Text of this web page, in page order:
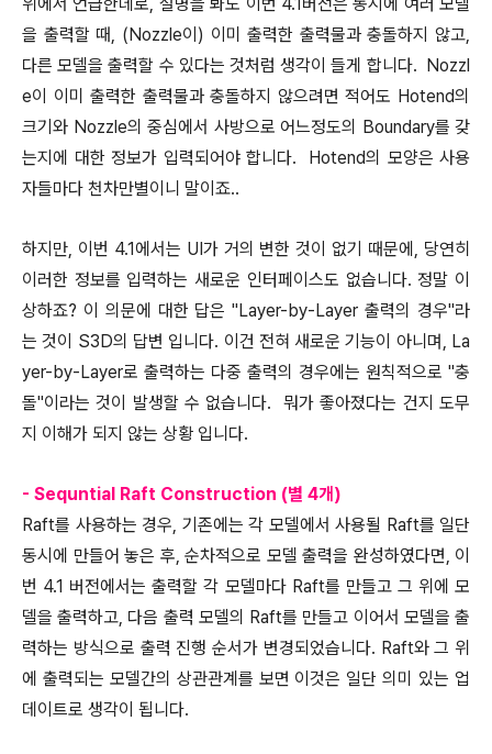
을 출력할 때, (Nozzle이) 이미 출력한 출력물과 충돌하지 않고,
다른 모델을 출력할 수 있다는 것처럼 생각이 들게 합니다. Nozzl
e이 이미 출력한 출력물과 충돌하지 않으려면 적어도 Hotend의
크기와 Nozzle의 중심에서 사방으로 어느정도의 Boundary를 갖
는지에 대한 정보가 입력되어야 합니다. Hotend의 모양은 사용
자들마다 천차만별이니 말이죠..
하지만, 이번 4.1에서는 UI가 거의 변한 것이 없기 때문에, 당연히
이러한 정보를 입력하는 새로운 인터페이스도 없습니다. 정말 이
상하죠? 이 의문에 대한 답은 "Layer-by-Layer 출력의 경우"라
는 것이 S3D의 답변 입니다. 이건 전혀 새로운 기능이 아니며, La
yer-by-Layer로 출력하는 다중 출력의 경우에는 원칙적으로 "충
돌"이라는 것이 발생할 수 없습니다. 뭐가 좋아졌다는 건지 도무
지 이해가 되지 않는 상황 입니다.
- Sequntial Raft Construction (별 4개)
Raft를 사용하는 경우, 기존에는 각 모델에서 사용될 Raft를 일단
동시에 만들어 놓은 후, 순차적으로 모델 출력을 완성하였다면, 이
번 4.1 버전에서는 출력할 각 모델마다 Raft를 만들고 그 위에 모
델을 출력하고, 다음 출력 모델의 Raft를 만들고 이어서 모델을 출
력하는 방식으로 출력 진행 순서가 변경되었습니다. Raft와 그 위
에 출력되는 모델간의 상관관계를 보면 이것은 일단 의미 있는 업
데이트로 생각이 됩니다.